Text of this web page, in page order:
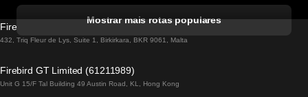
Comboios De Lisboa A Lagos
Comboios De Lisboa A Madrid
Mostrar mais rotas populares
Firebird GT Limited (OC 1451)
432, Triq Fleur de Lys, Suite 1, Birkirkara, BKR 9061, Malta
Firebird GT Limited (61211989)
Unit G 15/F Tal Building 49 Austin Road, KL, Hong Kong